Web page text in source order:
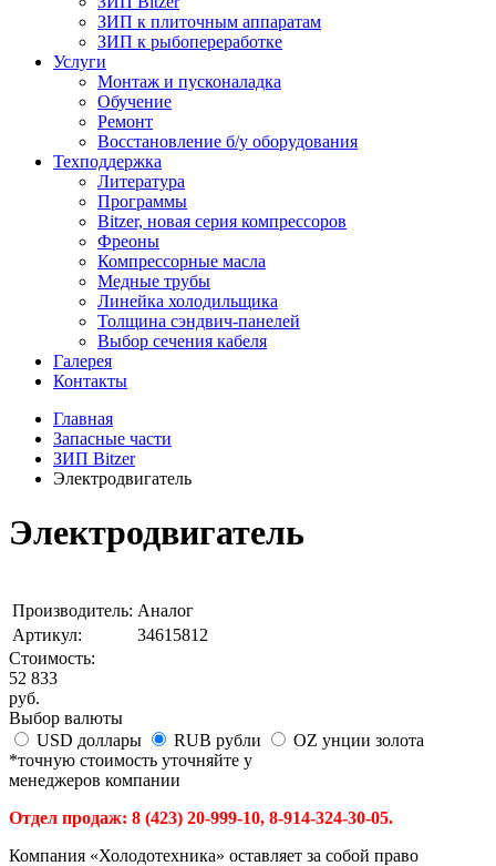
ЗИП к плиточным аппаратам
ЗИП к рыбопереработке
Услуги
Монтаж и пусконаладка
Обучение
Ремонт
Восстановление б/у оборудования
Техподдержка
Литература
Программы
Bitzer, новая серия компрессоров
Фреоны
Компрессорные масла
Медные трубы
Линейка холодильщика
Толщина сэндвич-панелей
Выбор сечения кабеля
Галерея
Контакты
Главная
Запасные части
ЗИП Bitzer
Электродвигатель
Электродвигатель
Производитель: Аналог
Артикул:
34615812
Стоимость:
52 833
руб.
Выбор валюты
USD доллары RUB рубли OZ унции золота
*точную стоимость уточняйте у
менеджеров компании
Отдел продаж: 8 (423) 20-999-10, 8-914-324-30-05.
Компания «Холодотехника» оставляет за собой право